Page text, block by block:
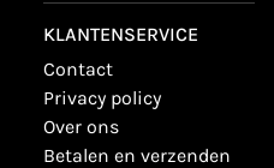
KLANTENSERVICE
contact
privacy policy
over ons
betalen en verzenden